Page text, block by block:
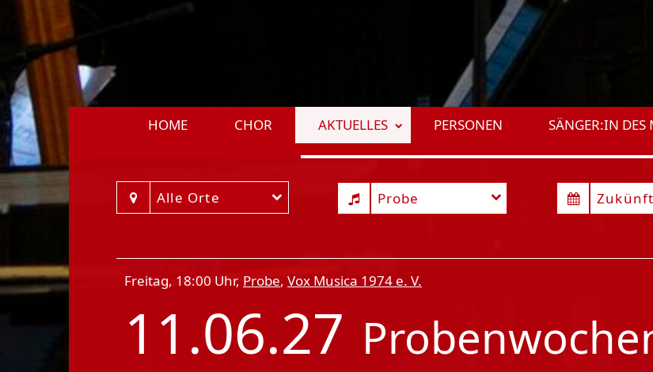
HOME CHOR AKTUELLES PERSONEN SÄNGER:IN DES
Alle Orte Probe
Freitag, 18:00 Uhr, Probe, Vox Musica 1974 e. V.
11.06.27